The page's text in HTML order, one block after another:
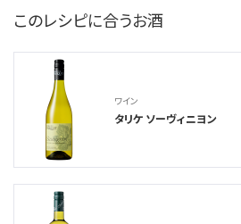
このレシピに合うお酒
ワイン
タリケ ソーヴィニヨン